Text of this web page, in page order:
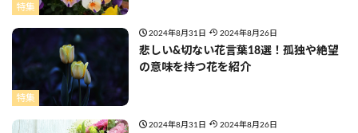
特集
特集
2024年8月31日 2024年8月26日
悲しい&切ない花言葉18選！孤独や絶望
の意味を持つ花を紹介
2024年8月31日 2024年8月26日